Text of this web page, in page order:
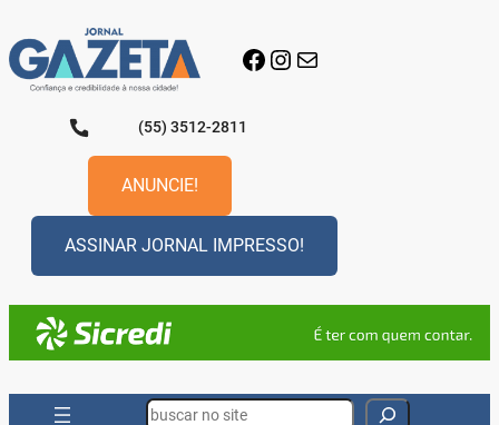
para
o
conteúdo
Facebook
Instagram
E-mail
(55) 3512-2811
ANUNCIE!
ASSINAR JORNAL IMPRESSO!
Search